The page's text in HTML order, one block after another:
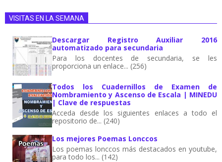
VISITAS EN LA SEMANA
Descargar Registro Auxiliar 2016
automatizado para secundaria
Para los docentes de secundaria, se les
proporciona un enlace... (256)
Todos los Cuadernillos de Examen de
Nombramiento y Ascenso de Escala | MINEDU
| Clave de respuestas
Acceda desde los siguientes enlaces a todo el
repositorio de... (240)
Los mejores Poemas Lonccos
Los poemas lonccos más destacados en youtube,
para todo los... (142)